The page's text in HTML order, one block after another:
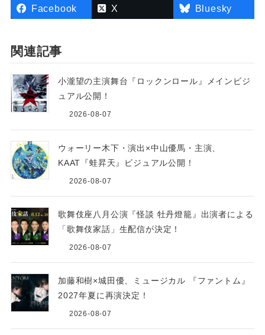
Facebook X Bluesky
関連記事
小瀧望の主演舞台『ロックンロール』メインビジ
ュアル公開！
2026-08-07
ウォーリー木下・演出×中山優馬・主演、
KAAT『蛙昇天』ビジュアル公開！
2026-08-07
歌舞伎座八月公演『怪談 牡丹燈籠』出演者による
「歌舞伎家話」生配信が決定！
2026-08-07
加藤和樹×城田優、ミュージカル 『ファントム』
2027年夏に再演決定！
2026-08-07